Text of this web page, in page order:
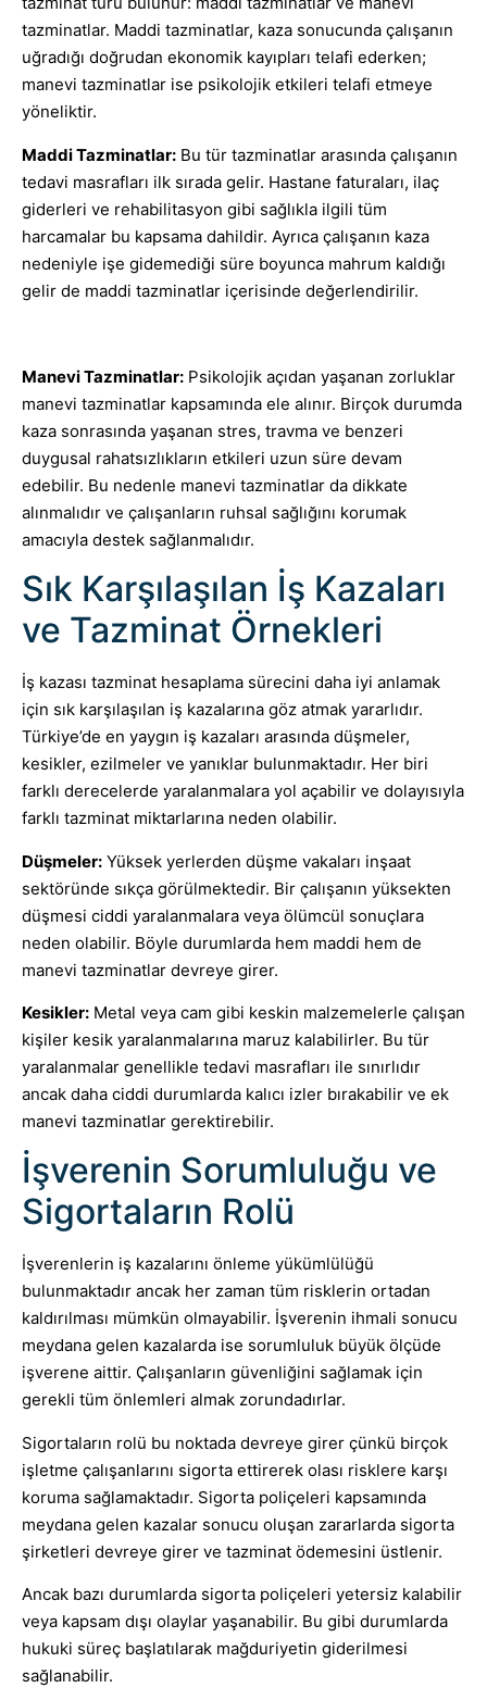
tazminatlar. Maddi tazminatlar, kaza sonucunda çalışanın
uğradığı doğrudan ekonomik kayıpları telafi ederken;
manevi tazminatlar ise psikolojik etkileri telafi etmeye
yöneliktir.
Maddi Tazminatlar: Bu tür tazminatlar arasında çalışanın
tedavi masrafları ilk sırada gelir. Hastane faturaları, ilaç
giderleri ve rehabilitasyon gibi sağlıkla ilgili tüm
harcamalar bu kapsama dahildir. Ayrıca çalışanın kaza
nedeniyle işe gidemediği süre boyunca mahrum kaldığı
gelir de maddi tazminatlar içerisinde değerlendirilir.
Manevi Tazminatlar: Psikolojik açıdan yaşanan zorluklar
manevi tazminatlar kapsamında ele alınır. Birçok durumda
kaza sonrasında yaşanan stres, travma ve benzeri
duygusal rahatsızlıkların etkileri uzun süre devam
edebilir. Bu nedenle manevi tazminatlar da dikkate
alınmalıdır ve çalışanların ruhsal sağlığını korumak
amacıyla destek sağlanmalıdır.
Sık Karşılaşılan İş Kazaları
ve Tazminat Örnekleri
İş kazası tazminat hesaplama sürecini daha iyi anlamak
için sık karşılaşılan iş kazalarına göz atmak yararlıdır.
Türkiye’de en yaygın iş kazaları arasında düşmeler,
kesikler, ezilmeler ve yanıklar bulunmaktadır. Her biri
farklı derecelerde yaralanmalara yol açabilir ve dolayısıyla
farklı tazminat miktarlarına neden olabilir.
Düşmeler: Yüksek yerlerden düşme vakaları inşaat
sektöründe sıkça görülmektedir. Bir çalışanın yüksekten
düşmesi ciddi yaralanmalara veya ölümcül sonuçlara
neden olabilir. Böyle durumlarda hem maddi hem de
manevi tazminatlar devreye girer.
Kesikler: Metal veya cam gibi keskin malzemelerle çalışan
kişiler kesik yaralanmalarına maruz kalabilirler. Bu tür
yaralanmalar genellikle tedavi masrafları ile sınırlıdır
ancak daha ciddi durumlarda kalıcı izler bırakabilir ve ek
manevi tazminatlar gerektirebilir.
İşverenin Sorumluluğu ve
Sigortaların Rolü
İşverenlerin iş kazalarını önleme yükümlülüğü
bulunmaktadır ancak her zaman tüm risklerin ortadan
kaldırılması mümkün olmayabilir. İşverenin ihmali sonucu
meydana gelen kazalarda ise sorumluluk büyük ölçüde
işverene aittir. Çalışanların güvenliğini sağlamak için
gerekli tüm önlemleri almak zorundadırlar.
Sigortaların rolü bu noktada devreye girer çünkü birçok
işletme çalışanlarını sigorta ettirerek olası risklere karşı
koruma sağlamaktadır. Sigorta poliçeleri kapsamında
meydana gelen kazalar sonucu oluşan zararlarda sigorta
şirketleri devreye girer ve tazminat ödemesini üstlenir.
Ancak bazı durumlarda sigorta poliçeleri yetersiz kalabilir
veya kapsam dışı olaylar yaşanabilir. Bu gibi durumlarda
hukuki süreç başlatılarak mağduriyetin giderilmesi
sağlanabilir.